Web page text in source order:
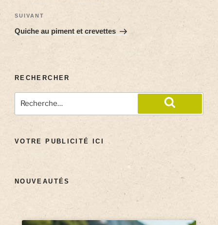
SUIVANT
Quiche au piment et crevettes
RECHERCHER
VOTRE PUBLICITÉ ICI
NOUVEAUTÉS